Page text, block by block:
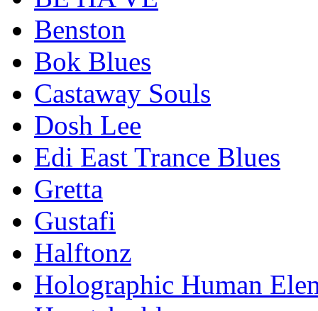
Benston
Bok Blues
Castaway Souls
Dosh Lee
Edi East Trance Blues
Gretta
Gustafi
Halftonz
Holographic Human